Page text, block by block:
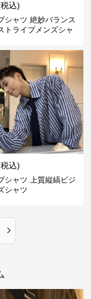
込)
シャツ 絶妙バランス
トライプメンズシャ
込)
シャツ 上質縦縞ビジ
シャツ
›